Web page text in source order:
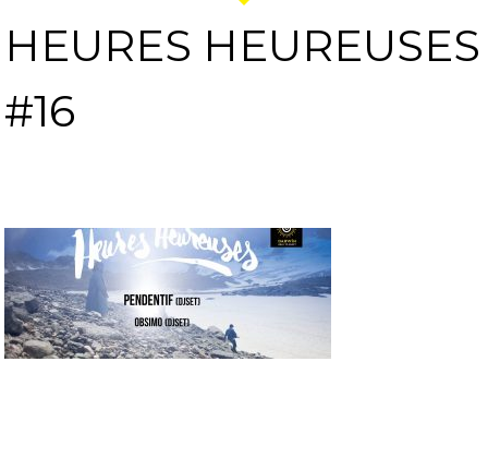
HEURES HEUREUSES
#16